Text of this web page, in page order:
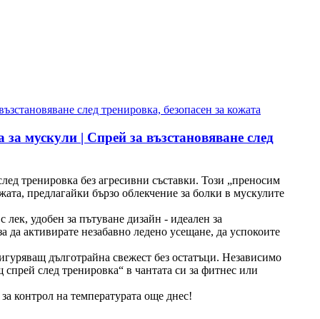
мускули | Спрей за възстановяване след
тренировка без агресивни съставки. Този „преносим
предлагайки бързо облекчение за болки в мускулите
удобен за пътуване дизайн - идеален за
активирате незабавно ледено усещане, да успокоите
дълготрайна свежест без остатъци. Независимо
след тренировка“ в чантата си за фитнес или
контрол на температурата още днес!